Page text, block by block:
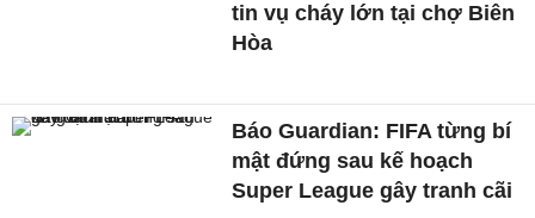
tin vụ cháy lớn tại chợ Biên
Hòa
Báo Guardian: FIFA từng bí
mật đứng sau kế hoạch
Super League gây tranh cãi